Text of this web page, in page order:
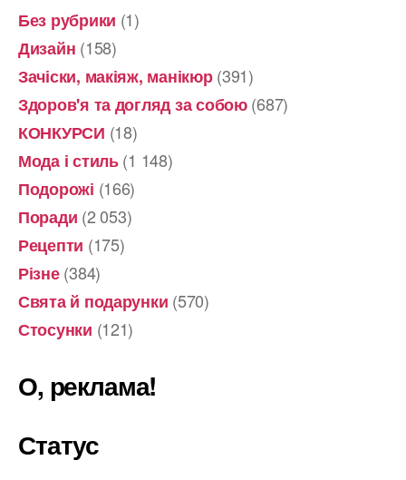
Без рубрики (1)
Дизайн (158)
Зачіски, макіяж, манікюр(391)
Здоров'я та догляд за собою(687)
КОНКУРСИ (18)
Мода і стиль(1 148)
Подорожі (166)
Поради (2 053)
Рецепти (175)
Різне(384)
Свята й подарунки (570)
Стосунки (121)
О, реклама!
Статус